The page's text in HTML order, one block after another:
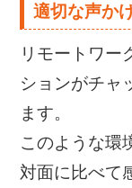
適切な声か
リモートワー
ションがチャ
ます。
このような環
対面に比べて